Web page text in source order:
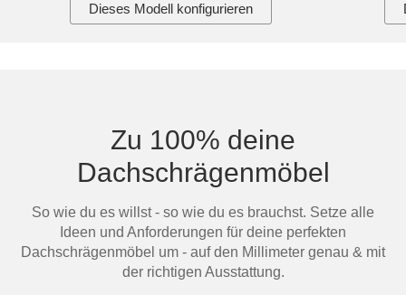
Dieses Modell konfigurieren
Zu 100% deine
Dachschrägenmöbel
So wie du es willst - so wie du es brauchst. Setze alle
Ideen und Anforderungen für deine perfekten
Dachschrägenmöbel um - auf den Millimeter genau & mit
der richtigen Ausstattung.